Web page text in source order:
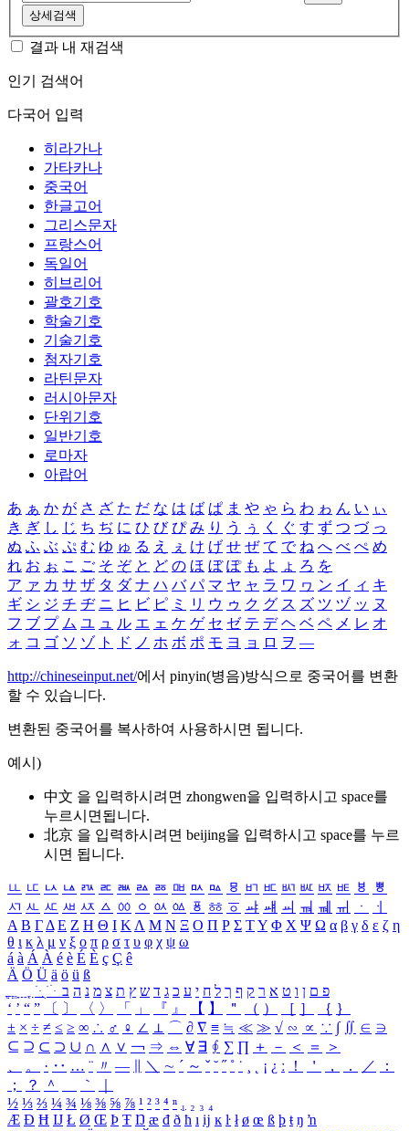
상세검색
결과 내 재검색
인기 검색어
다국어 입력
히라가나
가타카나
중국어
한글고어
그리스문자
프랑스어
독일어
히브리어
괄호기호
학술기호
기술기호
첨자기호
라틴문자
러시아문자
단위기호
일반기호
로마자
아랍어
あ ぁ か が さ ざ た だ な は ば ぱ ま や ゃ ら わ ゎ ん い ぃ
き ぎ し じ ち ぢ に ひ び ぴ み り う ぅ く ぐ す ず つ づ っ
ぬ ふ ぶ ぷ む ゆ ゅ る え ぇ け げ せ ぜ て で ね へ べ ぺ め
れ お ぉ こ ご そ ぞ と ど の ほ ぼ ぽ も よ ょ ろ を
ア ァ カ サ ザ タ ダ ナ ハ バ パ マ ヤ ャ ラ ワ ヮ ン イ ィ キ
ギ シ ジ チ ヂ ニ ヒ ビ ピ ミ リ ウ ゥ ク グ ス ズ ツ ヅ ッ ヌ
フ ブ プ ム ユ ュ ル エ ェ ケ ゲ セ ゼ テ デ ヘ ベ ペ メ レ オ
ォ コ ゴ ソ ゾ ト ド ノ ホ ボ ポ モ ヨ ョ ロ ヲ ―
http://chineseinput.net/에서 pinyin(병음)방식으로 중국어를 변환
할 수 있습니다.
변환된 중국어를 복사하여 사용하시면 됩니다.
예시)
中文 을 입력하시려면 zhongwen을 입력하시고 space를
누르시면됩니다.
北京 을 입력하시려면 beijing을 입력하시고 space를 누르
시면 됩니다.
ㅥ ㅦ ㅧ ㅨ ㅩ ㅪ ㅫ ㅬ ㅭ ㅮ ㅯ ㅰ ㅱ ㅲ ㅳ ㅴ ㅵ ㅶ ㅷ ㅸ
ㅹ
ㅺ ㅻ ㅼ ㅽ ㅾ ㅿ ㆀ ㆁ ㆂ ㆃ ㆄ ㆅ ㆆ ㆇ ㆈ ㆉ ㆊ ㆋ ㆌ ㆍ
ㆎ
Α Β ΓΔ Ε Ζ Η Θ Ι ΚΛ Μ Ν Ξ Ο Π Ρ Σ ΤΥ Φ Χ Ψ Ω α β γ δ ε ζ η
θ ι κ λ μ ν ξ ο π ρ σ τ υ φ χ ψ ω
á à Á À é è É È ç Ç ê
Ä Ö Ü ä ö ü ß
ִֶֹ ֻּ ׁׂ פ ם ן ו ט א ר ק ף ך ל ח י ע כ ג ד ש ץ ת צ מ נ ה ב
‘ ’ “ ” 〔 〕 〈 〉 「 」 『 』 【 】 ＂ （ ） ［ ］ ｛ ｝
± × ÷ ≠ ≤ ≥ ∞ ∴ ♂ ♀ ∠ ⊥ ⌒ ∂ ∇ ≡ ≒ ≪ ≫ √ ∽ ∝ ∵ ∫ ∬ ∈ ∋
⊆ ⊇ ⊂ ⊃ ∪ ∩ ∧ ∨ ￢ ⇒ ⇔ ∀ ∃ ∮ ∑ ∏ ＋ － ＜ ＝
＞
、
。 · ‥ … ¨ 〃 ― ＼ ∼ ´ ～ ˇ ˘ ˝ ˚ ˙ ¸ ¡ ¿ ː ！ ＇ ， ． ／
：
；
？ ＾ ｀
½ ⅓ ⅔ ¼ ¾ ⅛ ⅜ ⅝ ⅞ ¹ ² ³ ⁴ ⁿ ₁ ₂ ₃ ₄
Æ Ð Ħ Ĳ Ł Ø Œ Þ Ŧ Ŋ æ đ ð ħ ı ĳ ĸ ŀ ł ø œ ß þ ŧ ŋ ŉ